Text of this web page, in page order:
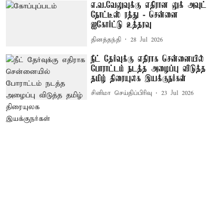
எ.வ.வேலுவுக்கு எதிரான லுக் அவுட்
நோட்டீஸ் ரத்து - சென்னை
ஐகோர்ட்டு உத்தரவு
தினத்தந்தி 28 Jul 2026
நீட் தேர்வுக்கு எதிராக சென்னையில்
போராட்டம் நடத்த அழைப்பு விடுத்த
தமிழ் திரையுலக இயக்குநர்கள்
சினிமா செய்திப்பிரிவு 23 Jul 2026